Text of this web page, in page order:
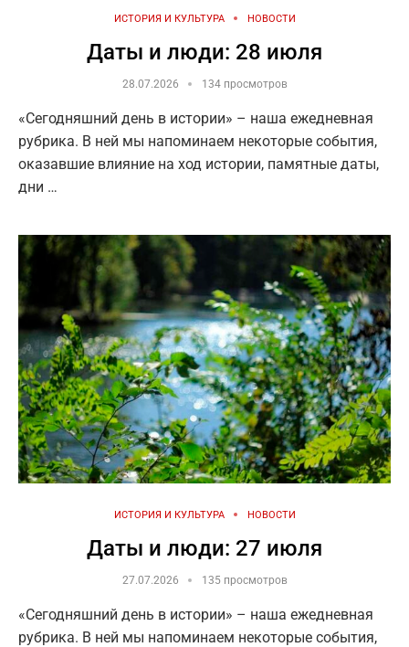
ИСТОРИЯ И КУЛЬТУРА НОВОСТИ
Даты и люди: 28 июля
28.07.2026 134 просмотров
«Сегодняшний день в истории» – наша ежедневная
рубрика. В ней мы напоминаем некоторые события,
оказавшие влияние на ход истории, памятные даты,
дни …
ИСТОРИЯ И КУЛЬТУРА НОВОСТИ
Даты и люди: 27 июля
27.07.2026 135 просмотров
«Сегодняшний день в истории» – наша ежедневная
рубрика. В ней мы напоминаем некоторые события,